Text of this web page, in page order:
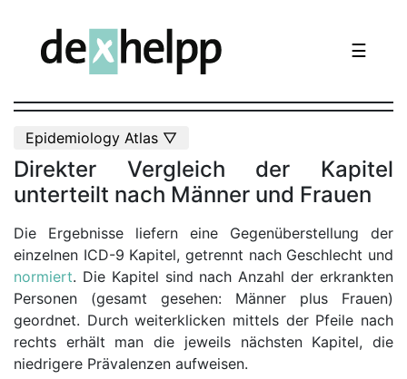
☰
Epidemiology Atlas ▽
Direkter Vergleich der Kapitel
unterteilt nach Männer und Frauen
Die Ergebnisse liefern eine Gegenüberstellung der
einzelnen ICD-9 Kapitel, getrennt nach Geschlecht und
normiert. Die Kapitel sind nach Anzahl der erkrankten
Personen (gesamt gesehen: Männer plus Frauen)
geordnet. Durch weiterklicken mittels der Pfeile nach
rechts erhält man die jeweils nächsten Kapitel, die
niedrigere Prävalenzen aufweisen.